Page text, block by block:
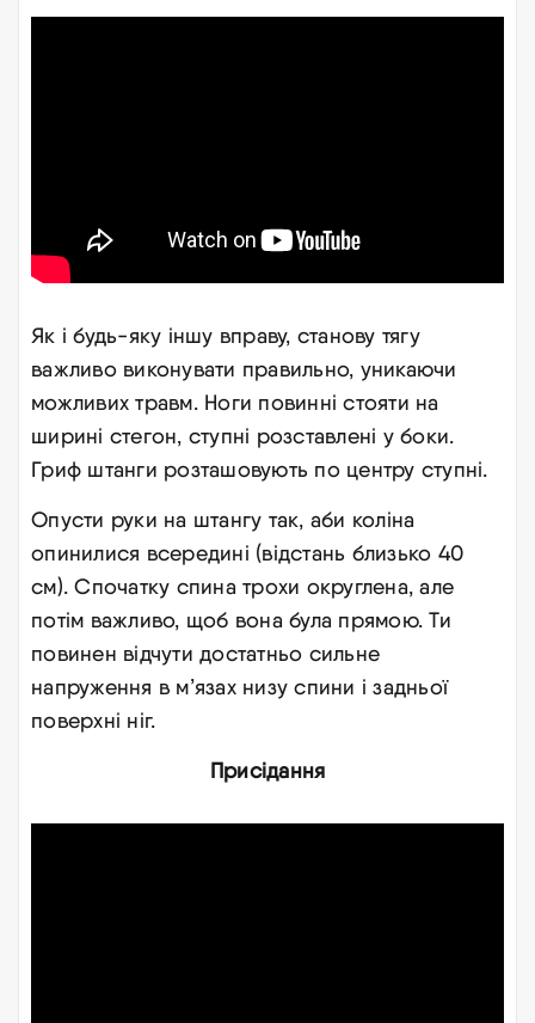
Як і будь-яку іншу вправу, станову тягу
важливо виконувати правильно, уникаючи
можливих травм. Ноги повинні стояти на
ширині стегон, ступні розставлені у боки.
Гриф штанги розташовують по центру ступні.
Опусти руки на штангу так, аби коліна
опинилися всередині (відстань близько 40
см). Спочатку спина трохи округлена, але
потім важливо, щоб вона була прямою. Ти
повинен відчути достатньо сильне
напруження в м’язах низу спини і задньої
поверхні ніг.
Присідання